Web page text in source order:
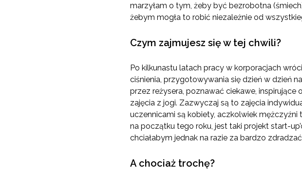
marzyłam o tym, żeby być bezrobotna
żebym mogła to robić niezależnie od
Czym zajmujesz się w tej chwili?
Po kilkunastu latach pracy w korporacjach
ciśnienia, przygotowywania się dzień w dzień
przez reżysera, poznawać ciekawe,
zajęcia z jogi. Zazwyczaj są to zajęcia
uczennicami są kobiety, aczkolwiek mężczyźni
na początku tego roku, jest taki projekt start-
chciałabym jednak na razie za bardzo
A chociaż trochę?